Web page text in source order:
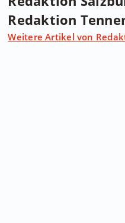
Redaktion
Weitere Artikel von